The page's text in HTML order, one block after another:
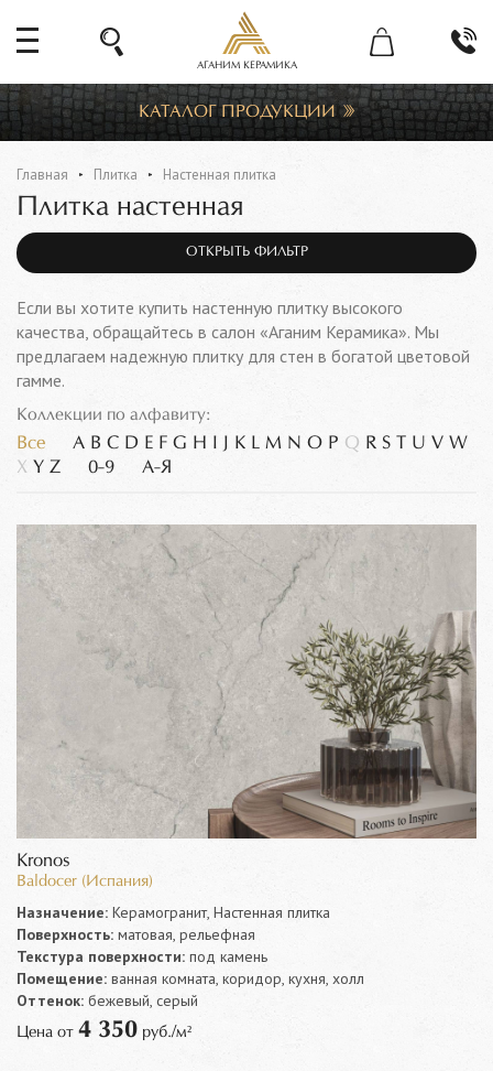
АГАНИМ КЕРАМИКА
КАТАЛОГ ПРОДУКЦИИ
Главная Плитка Настенная плитка
Плитка настенная
ОТКРЫТЬ ФИЛЬТР
Если вы хотите купить настенную плитку высокого
качества, обращайтесь в салон «Аганим Керамика». Мы
предлагаем надежную плитку для стен в богатой цветовой
гамме.
Коллекции по алфавиту:
Все A B C D E F G H I J K L M N O P Q R S T U V W
X Y Z 0-9 А-Я
Kronos
Baldocer (Испания)
Назначение: Керамогранит, Настенная плитка
Поверхность: матовая, рельефная
Текстура поверхности: под камень
Помещение: ванная комната, коридор, кухня, холл
Оттенок: бежевый, серый
Цена от 4 350 руб./м²